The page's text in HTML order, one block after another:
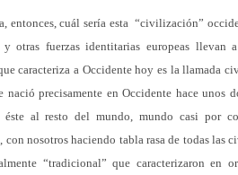
entonces, cuál sería esta “civilización”
otras fuerzas identitarias europeas
caracteriza a Occidente hoy es la llamada
nació precisamente en Occidente hace unos
éste al resto del mundo, mundo casi por
con nosotros haciendo tabla rasa de todas
“tradicional” que caracterizaron